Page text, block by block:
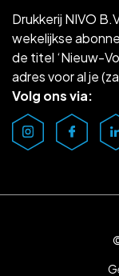
Drukkerij NIVO
wekelijkse
de titel ‘Nieuw-
adres voor al je
Volg ons via: